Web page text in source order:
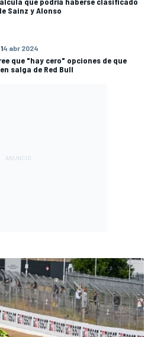
Sainz y Alonso
4 abr 2024
que "hay cero" opciones de que
salga de Red Bull